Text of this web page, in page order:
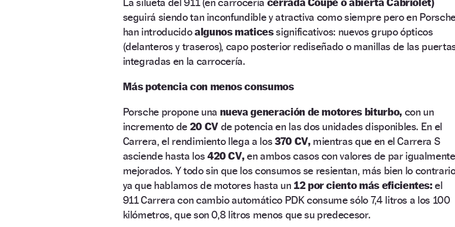
seguirá siendo tan inconfundible y atractiva como siempre pero en
han introducidoalgunos maticessignificativos: nuevos grupo ópticos
(delanteros y traseros), capo posterior rediseñado o manillas de las
integradas en la carrocería.
Más potencia con menos consumos
Porsche propone una nueva generación de motores biturbo, con un
incremento de 20 CVde potencia en las dos unidades disponibles. En el
Carrera, el rendimiento llega a los 370 CV, mientras que en el Carrera S
asciende hasta los 420 CV, en ambos casos con valores de par igualmente
mejorados. Y todo sin que los consumos se resientan, más bien lo
ya que hablamos de motores hasta un 12 por ciento más eficientes: el
911 Carrera con cambio automático PDK consume sólo 7,4 litros a los 100
kilómetros, que son 0,8 litros menos que su predecesor.